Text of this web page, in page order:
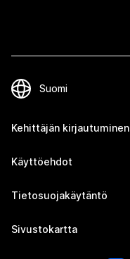
Kehittäjän kirjautuminen
Käyttöehdot
Tietosuojakäytäntö
Sivustokartta